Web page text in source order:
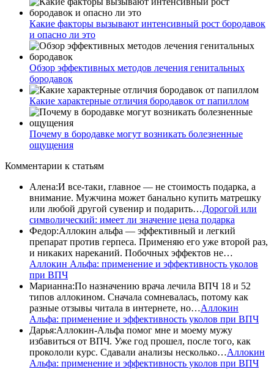
Какие факторы вызывают интенсивный рост бородавок
и опасно ли это
Обзор эффективных методов лечения генитальных
бородавок
Какие характерные отличия бородавок от папиллом
Почему в бородавке могут возникать болезненные
ощущения
Комментарии к статьям
Алена:И все-таки, главное — не стоимость подарка, а
внимание. Мужчина может банально купить матрешку
или любой другой сувенир и подарить…Дорогой или
символический: имеет ли значение цена подарка
Федор:Аллокин альфа — эффективный и легкий
препарат против герпеса. Применяю его уже второй раз,
и никаких нареканий. Побочных эффектов не…
Аллокин Альфа: применение и эффективность уколов
при ВПЧ
Марианна:По назначению врача лечила ВПЧ 18 и 52
типов аллокином. Сначала сомневалась, потому как
разные отзывы читала в интернете, но…Аллокин
Альфа: применение и эффективность уколов при ВПЧ
Дарья:Аллокин-Альфа помог мне и моему мужу
избавиться от ВПЧ. Уже год прошел, после того, как
прокололи курс. Сдавали анализы несколько…Аллокин
Альфа: применение и эффективность уколов при ВПЧ